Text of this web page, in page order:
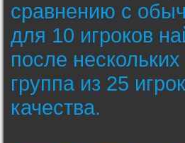
сравнению с
для 10 игроков
после
группа из 25
качества.